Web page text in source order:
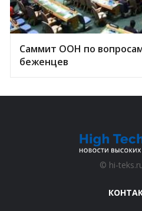
Саммит ООН по
беженцев
© hi-